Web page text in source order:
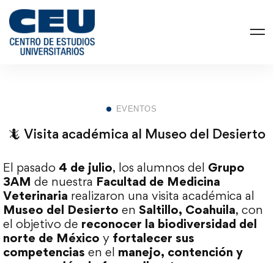
EVENTOS
🦎 Visita académica al Museo del Desierto
El pasado 4 de julio, los alumnos del Grupo
3AM de nuestra Facultad de Medicina
Veterinaria realizaron una visita académica al
Museo del Desierto en Saltillo, Coahuila, con
el objetivo de reconocer la biodiversidad del
norte de México y fortalecer sus
competencias en el manejo, contención y